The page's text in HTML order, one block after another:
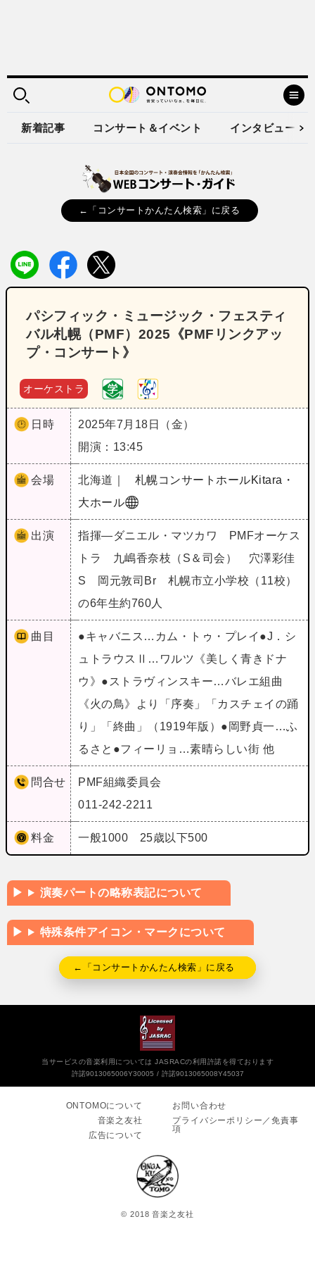
新着記事 コンサート＆イベント インタビュー
←「コンサートかんたん検索」に戻る
パシフィック・ミュージック・フェスティ
バル札幌（PMF）2025《PMFリンクアッ
プ・コンサート》
オーケストラ
日時
2025年7月18日（金）
開演：13:45
会場 北海道｜
札幌コンサートホールKitara・
大ホール
出演
指揮―ダニエル・マツカワ PMFオーケス
トラ 九嶋香奈枝（S＆司会） 穴澤彩佳
S 岡元敦司Br 札幌市立小学校（11校）
の6年生約760人
曲目
●キャバニス…カム・トゥ・プレイ●J．シ
ュトラウスⅡ…ワルツ《美しく青きドナ
ウ》●ストラヴィンスキー…バレエ組曲
《火の鳥》より「序奏」「カスチェイの踊
り」「終曲」（1919年版）●岡野貞一…ふ
るさと●フィーリョ…素晴らしい街 他
問合せ
PMF組織委員会
011-242-2211
料金 一般1000 25歳以下500
演奏パートの略称表記について
特殊条件アイコン・マークについて
←「コンサートかんたん検索」に戻る
当サービスの音楽利用については JASRACの利用許諾を得ております
許諾9013065006Y30005
許諾9013065008Y45037
ONTOMOについて
音楽之友社
広告について
お問い合わせ
プライバシーポリシー／免責事
項
© 2018 音楽之友社